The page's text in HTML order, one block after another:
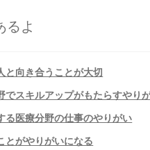
るよ
と向き合うことが大切
でスキルアップがもたらすやり
る医療分野の仕事のやりがい
とがやりがいになる